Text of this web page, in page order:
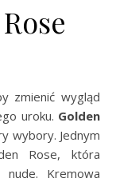
zmienić wygląd
uroku. Golden
wybory. Jednym
Rose, która
Kremowa